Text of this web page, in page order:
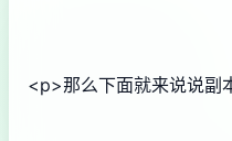
<p>那么下面就来说说副